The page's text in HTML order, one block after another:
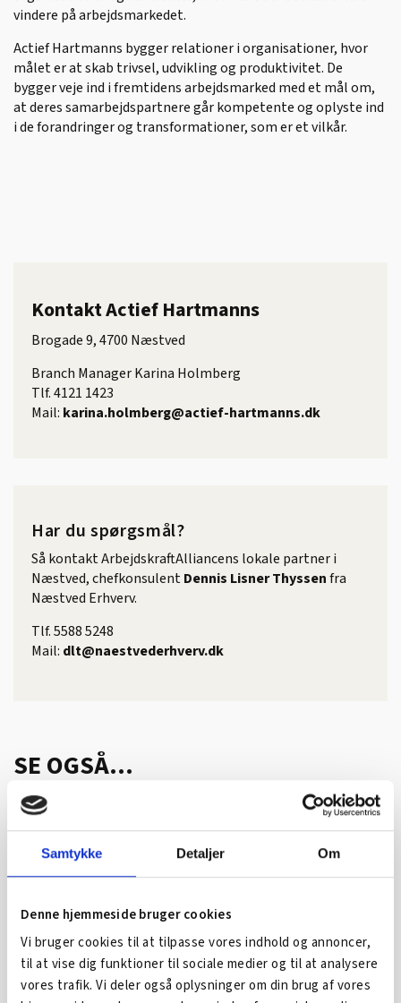
Samtykke Detaljer Om
Denne hjemmeside bruger cookies
Vi bruger cookies til at tilpasse vores indhold og annoncer,
til at vise dig funktioner til sociale medier og til at analysere
vores trafik. Vi deler også oplysninger om din brug af vores
vindere på arbejdsmarkedet.
Actief Hartmanns bygger relationer i organisationer, hvor
målet er at skab trivsel, udvikling og produktivitet. De
bygger veje ind i fremtidens arbejdsmarked med et mål om,
at deres samarbejdspartnere går kompetente og oplyste ind
i de forandringer og transformationer, som er et vilkår.
Kontakt Actief Hartmanns
Brogade 9, 4700 Næstved
Branch Manager Karina Holmberg
Tlf. 4121 1423
Mail: karina.holmberg@actief-hartmanns.dk
Har du spørgsmål?
Så kontakt ArbejdskraftAlliancens lokale partner i
Næstved, chefkonsulentDennis Lisner Thyssenfra
Næstved Erhverv.
Tlf. 5588 5248
Mail: dlt@naestvederhverv.dk
SE OGSÅ...